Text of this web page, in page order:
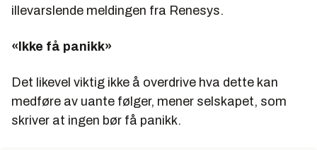
illevarslende meldingen fra Renesys.
«Ikke få panikk»
Det likevel viktig ikke å overdrive hva dette kan
medføre av uante følger, mener selskapet, som
skriver at ingen bør få panikk.